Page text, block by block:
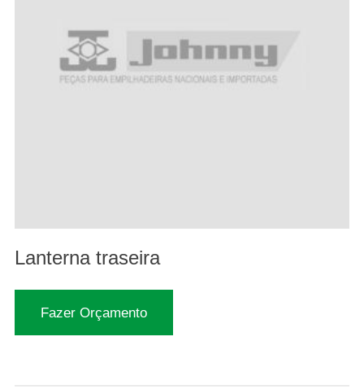
Lanterna traseira
Fazer Orçamento